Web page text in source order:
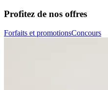
Profitez de nos offres
Forfaits et promotionsConcours